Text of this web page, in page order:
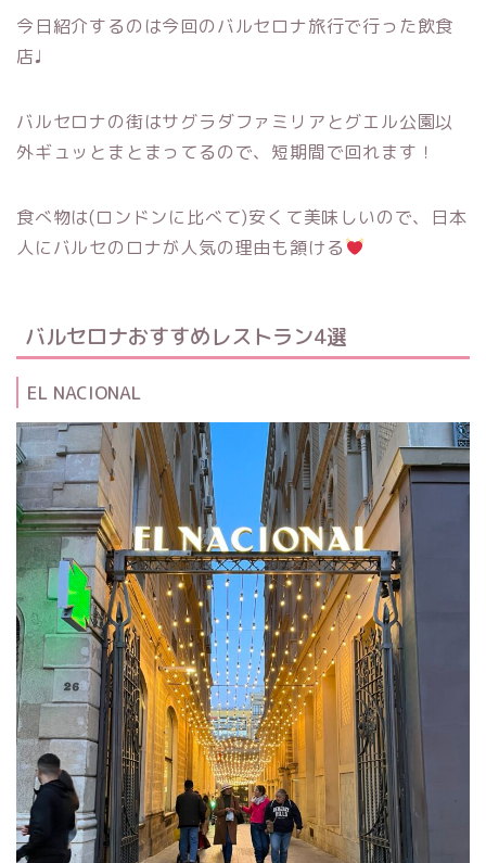
今日紹介するのは今回のバルセロナ旅行で行った飲食
店♩
バルセロナの街はサグラダファミリアとグエル公園以
外ギュッとまとまってるので、短期間で回れます！
食べ物は(ロンドンに比べて)安くて美味しいので、日本
人にバルセのロナが人気の理由も頷ける
バルセロナおすすめレストラン4選
EL NACIONAL